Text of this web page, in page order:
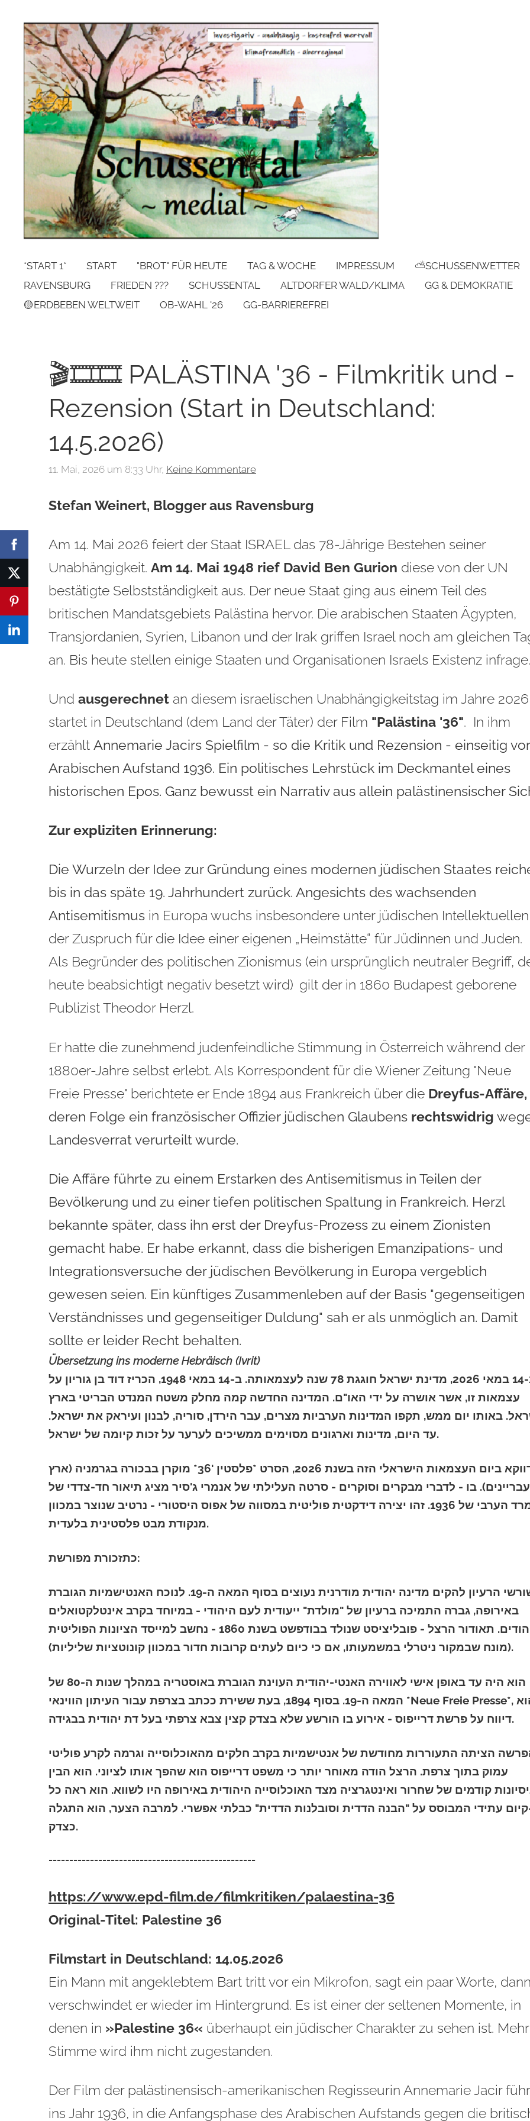
*START 1* START "BROT" FÜR HEUTE TAG & WOCHE IMPRESSUM ⛅SCHUSSENWETTER
RAVENSBURG
FRIEDEN ??? SCHUSSENTAL ALTDORFER WALD/KLIMA GG & DEMOKRATIE
🟡ERDBEBEN WELTWEIT
OB-WAHL '26 GG-BARRIEREFREI
🎬🎞🎞 PALÄSTINA '36 - Filmkritik und -
Rezension (Start in Deutschland:
14.5.2026)
11. Mai, 2026 um 8:33 Uhr, Keine Kommentare
Stefan Weinert, Blogger aus Ravensburg
Am 14. Mai 2026 feiert der Staat ISRAEL das 78-Jährige Bestehen seiner
Unabhängigkeit. Am 14. Mai 1948 rief David Ben Gurion diese von der UN
bestätigte Selbstständigkeit aus. Der neue Staat ging aus einem Teil des
britischen Mandatsgebiets Palästina hervor. Die arabischen Staaten Ägypten,
Transjordanien, Syrien, Libanon und der Irak griffen Israel noch am gleichen
an. Bis heute stellen einige Staaten und Organisationen Israels Existenz infrage.
Und ausgerechnet an diesem israelischen Unabhängigkeitstag im Jahre 2026
startet in Deutschland (dem Land der Täter) der Film "Palästina '36". In ihm
erzählt Annemarie Jacirs Spielfilm - so die Kritik und Rezension - einseitig
Arabischen Aufstand 1936. Ein politisches Lehrstück im Deckmantel eines
historischen Epos. Ganz bewusst ein Narrativ aus allein palästinensischer
Zur expliziten Erinnerung:
Die Wurzeln der Idee zur Gründung eines modernen jüdischen Staates
bis in das späte 19. Jahrhundert zurück. Angesichts des wachsenden
Antisemitismus in Europa wuchs insbesondere unter jüdischen Intellektuellen
der Zuspruch für die Idee einer eigenen „Heimstätte“ für Jüdinnen und Juden.
Als Begründer des politischen Zionismus (ein ursprünglich neutraler Begriff,
heute beabsichtigt negativ besetzt wird) gilt der in 1860 Budapest geborene
Publizist Theodor Herzl.
Er hatte die zunehmend judenfeindliche Stimmung in Österreich während der
1880er-Jahre selbst erlebt. Als Korrespondent für die Wiener Zeitung "Neue
Freie Presse" berichtete er Ende 1894 aus Frankreich über die Dreyfus-Affäre,
deren Folge ein französischer Offizier jüdischen Glaubens rechtswidrig
Landesverrat verurteilt wurde.
Die Affäre führte zu einem Erstarken des Antisemitismus in Teilen der
Bevölkerung und zu einer tiefen politischen Spaltung in Frankreich. Herzl
bekannte später, dass ihn erst der Dreyfus-Prozess zu einem Zionisten
gemacht habe. Er habe erkannt, dass die bisherigen Emanzipations- und
Integrationsversuche der jüdischen Bevölkerung in Europa vergeblich
gewesen seien. Ein künftiges Zusammenleben auf der Basis "gegenseitigen
Verständnisses und gegenseitiger Duldung" sah er als unmöglich an. Damit
sollte er leider Recht behalten.
Übersetzung ins moderne Hebräisch (Ivrit)
ב-14 במאי 2026, מדינת ישראל חוגגת 78 שנה לעצמאותה. ב-14 במאי 1948, הכריז דוד בן גוריון על
עצמאות זו, אשר אושרה על ידי האו"ם. המדינה החדשה קמה מחלק משטח המנדט הבריטי בארץ
באותו יום ממש, תקפו המדינות הערביות מצרים, עבר הירדן, סוריה, לבנון ועיראק את ישראל.
עד היום, מדינות וארגונים מסוימים ממשיכים לערער על זכות קיומה של ישראל.
ודווקא ביום העצמאות הישראלי הזה בשנת 2026, הסרט *פלסטין '36* מוקרן בבכורה בגרמניה (ארץ
בו - לדברי מבקרים וסוקרים - סרטה העלילתי של אנמרי ג'סיר מציג תיאור חד-צדדי של
המרד הערבי של 1936. זהו יצירה דידקטית פוליטית במסווה של אפוס היסטורי - נרטיב שנוצר במכוון
מנקודת מבט פלסטינית בלעדית.
כתזכורת מפורשת:
שורשי הרעיון להקים מדינה יהודית מודרנית נעוצים בסוף המאה ה-19. לנוכח האנטישמיות הגוברת
באירופה, גברה התמיכה ברעיון של "מולדת" ייעודית לעם היהודי - במיוחד בקרב אינטלקטואלים
יהודים. תאודור הרצל - פובליציסט שנולד בבודפשט בשנת 1860 - נחשב למייסד הציונות הפוליטית
(מונח שבמקור ניטרלי במשמעותו, אם כי כיום לעתים קרובות חדור במכוון קונוטציות שליליות).
הוא היה עד באופן אישי לאווירה האנטי-יהודית העוינת הגוברת באוסטריה במהלך שנות ה-80 של
המאה ה-19. בסוף 1894, בעת ששירת ככתב בצרפת עבור העיתון הווינאי *Neue Freie Presse*, הוא
דיווח על פרשת דרייפוס - אירוע בו הורשע שלא בצדק קצין צבא צרפתי בעל דת יהודית בבגידה.
הציתה התעוררות מחודשת של אנטישמיות בקרב חלקים מהאוכלוסייה וגרמה לקרע פוליטי
עמוק בתוך צרפת. הרצל הודה מאוחר יותר כי משפט דרייפוס הוא שהפך אותו לציוני. הוא הבין
קודמים של שחרור ואינטגרציה מצד האוכלוסייה היהודית באירופה היו לשווא. הוא ראה כל
קיום עתידי המבוסס על "הבנה הדדית וסובלנות הדדית" כבלתי אפשרי. למרבה הצער, הוא התגלה
כצדק.
--------------------------------------------------
https://www.epd-film.de/filmkritiken/palaestina-36
Original-Titel: Palestine 36
Filmstart in Deutschland: 14.05.2026
Ein Mann mit angeklebtem Bart tritt vor ein Mikrofon, sagt ein paar Worte, dann
verschwindet er wieder im Hintergrund. Es ist einer der seltenen Momente, in
denen in »Palestine 36« überhaupt ein jüdischer Charakter zu sehen ist. Mehr
Stimme wird ihm nicht zugestanden.
Der Film der palästinensisch-amerikanischen Regisseurin Annemarie Jacir
ins Jahr 1936, in die Anfangsphase des Arabischen Aufstands gegen die